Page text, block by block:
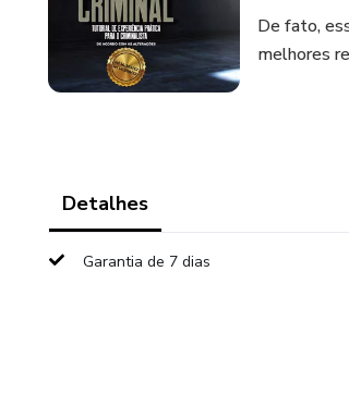
De fato,
melhores
Detalhes
Garantia de 7 dias